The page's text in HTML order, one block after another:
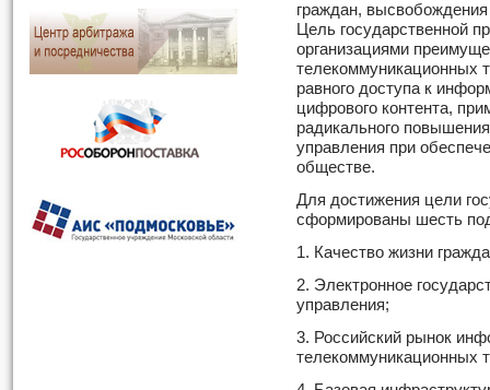
граждан, высвобождения
Цель государственной
организациями
телекоммуникационных
равного доступа к
цифрового контента,
радикального
управления при
обществе.
Для достижения цели
сформированы шесть
1. Качество жизни
2. Электронное
управления;
3. Российский рынок
телекоммуникационных